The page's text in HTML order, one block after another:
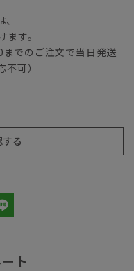
す。
でのご注文で当日発送
可）
ト